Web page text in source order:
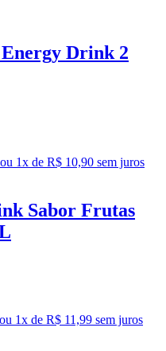
Drink 2
ou 1x de R$ 10,90 sem juros
Sabor Frutas
ou 1x de R$ 11,99 sem juros